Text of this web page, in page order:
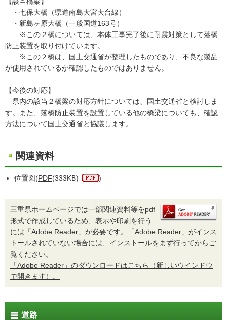
・七保大橋（県道南島大宮大台線）
・新島ヶ原大橋（一般国道163号）
※この２橋については、本体工事完了後に耐震対策として落橋
防止装置を取り付けています。
※この２橋は、国土交通省が整理したものであり、不良な製品
が使用されているか確認したものではありません。
【今後の対応】
県内の該当２橋梁の対応方針については、国土交通省と検討しま
す。また、落橋防止装置を設置している他の橋梁についても、確認
方法について国土交通省と協議します。
関連資料
位置図(PDF(333KB) )
三重県ホームページでは一部関連資料等をpdf
形式で作成しているため、表示や印刷を行う
には「Adobe Reader」が必要です。「Adobe Reader」がインス
トールされていない場合には、インストールをまず行ってからご
覧ください。
「Adobe Reader」のダウンロードはこちら（新しいウインドウ
で開きます）。
道路